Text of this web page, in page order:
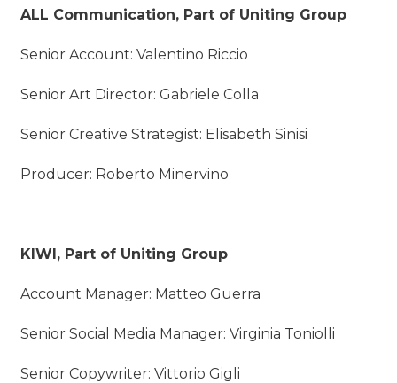
ALL Communication, Part of Uniting Group
Senior Account: Valentino Riccio
Senior Art Director: Gabriele Colla
Senior Creative Strategist: Elisabeth Sinisi
Producer: Roberto Minervino
KIWI, Part of Uniting Group
Account Manager: Matteo Guerra
Senior Social Media Manager: Virginia Toniolli
Senior Copywriter: Vittorio Gigli